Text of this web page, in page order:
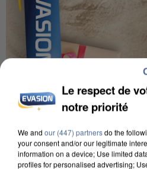
Le respect de
notre priorité
We and our (447) partnersdo the
your consent and/or our legitimate
information on a device; Use limited
profiles for personalised advertising;